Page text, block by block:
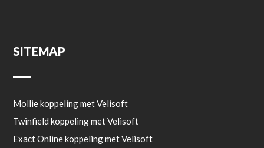
SITEMAP
Mollie koppeling met Velisoft
Twinfield koppeling met Velisoft
Exact Online koppeling met Velisoft